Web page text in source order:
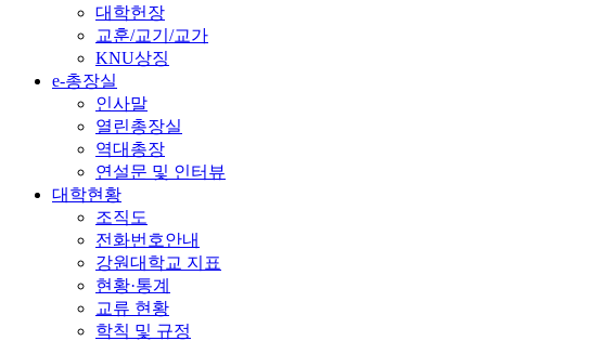
대학헌장
교훈/교기/교가
KNU상징
e-총장실
인사말
열린총장실
역대총장
연설문 및 인터뷰
대학현황
조직도
전화번호안내
강원대학교 지표
현황·통계
교류 현황
학칙 및 규정